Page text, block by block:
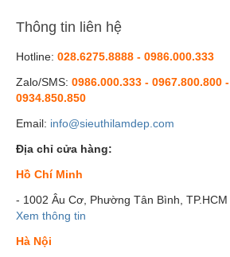
Thông tin liên hệ
Hotline: 028.6275.8888 - 0986.000.333
Zalo/SMS: 0986.000.333 - 0967.800.800 -
0934.850.850
Email: info@sieuthilamdep.com
Địa chỉ cửa hàng:
Hồ Chí Minh
- 1002 Âu Cơ, Phường Tân Bình, TP.HCM
Xem thông tin
Hà Nội